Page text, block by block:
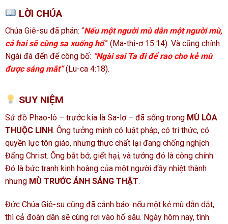
LỜI CHÚA
Chúa Giê-su đã phán: “Nếu một người mù dẫn một người mù,
cả hai sẽ cùng sa xuống hố.” (Ma-thi-ơ 15:14). Và cũng chính
Ngài đã đến để công bố: “Ngài sai Ta đi để rao cho kẻ mù
được sáng mắt” (Lu-ca 4:18).
SUY NIỆM
Sứ đồ Phao-lô – trước kia là Sa-lơ – đã sống trong MÙ LÒA
THUỘC LINH. Ông tưởng mình có luật pháp, có tri thức, có
quyền lực tôn giáo, nhưng thực chất lại đang chống nghịch
Đấng Christ. Ông bắt bớ, giết hại, và tưởng đó là công chính.
Đó là bức tranh kinh hoàng của một người đầy nhiệt thành
nhưng MÙ TRƯỚC ÁNH SÁNG THẬT.
Đức Chúa Giê-su cũng đã cảnh báo: nếu một kẻ mù dẫn dắt,
thì cả đoàn dân sẽ cùng rơi vào hố sâu. Ngày hôm nay, tình